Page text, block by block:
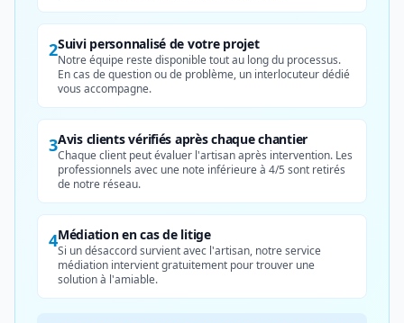
2Suivi personnalisé de votre projet
Notre équipe reste disponible tout au long du processus.
En cas de question ou de problème, un interlocuteur dédié
vous accompagne.
3Avis clients vérifiés après chaque chantier
Chaque client peut évaluer l'artisan après intervention. Les
professionnels avec une note inférieure à 4/5 sont retirés
de notre réseau.
4Médiation en cas de litige
Si un désaccord survient avec l'artisan, notre service
médiation intervient gratuitement pour trouver une
solution à l'amiable.